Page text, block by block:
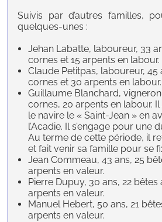
Suivis par d’autres familles,
quelques-unes :
Jehan Labatte, laboureur, 33
cornes et 15 arpents en labour.
Claude Petitpas, laboureur, 45
cornes et 30 arpents en labour.
Guillaume Blanchard,
cornes, 20 arpents en labour. Il
le navire le « Saint-Jean » en
l’Acadie. Il s’engage pour une
Au terme de cette période, il
et fait venir sa famille pour se
Jean Commeau, 43 ans, 25
arpents en valeur.
Pierre Dupuy, 30 ans, 22 bêtes
arpents en valeur.
Manuel Hebert, 50 ans, 21
arpents en valeur.